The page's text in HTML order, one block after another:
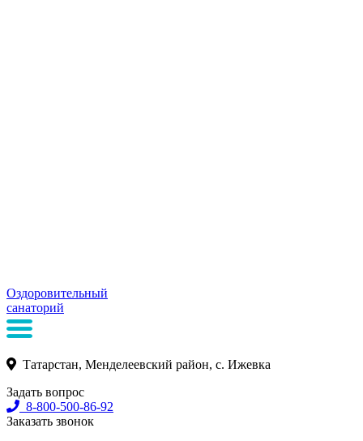
Оздоровительный
санаторий
Татарстан, Менделеевский район, с. Ижевка
Задать вопрос
8-800-500-86-92
Заказать звонок